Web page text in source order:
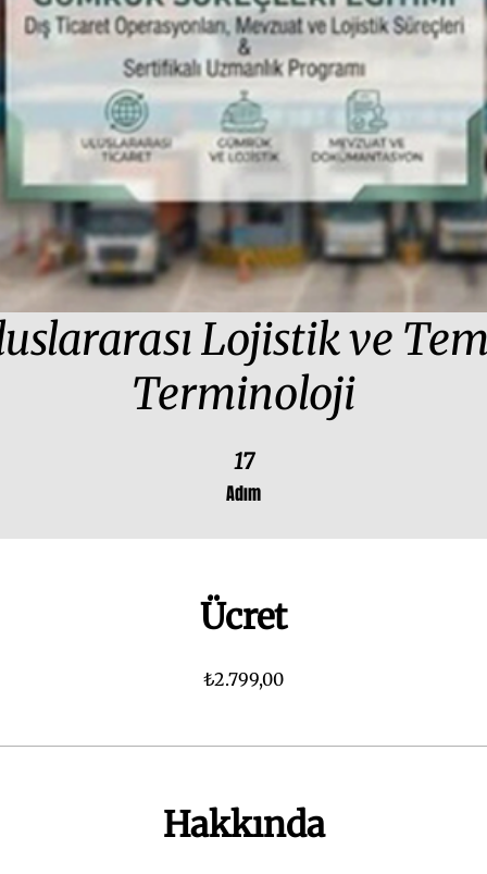
Lojistik ve
Terminoloji
17
Adım
17 Adım
Ücret
₺2.799,00
Hakkında